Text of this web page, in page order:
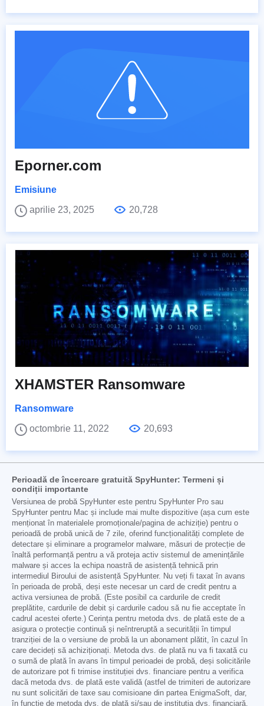
Eporner.com
Emisiune
aprilie 23, 2025
20,728
XHAMSTER Ransomware
Ransomware
octombrie 11, 2022
20,693
Perioadă de încercare gratuită SpyHunter: Termeni și
condiții importante
Versiunea de probă SpyHunter este pentru SpyHunter Pro sau
SpyHunter pentru Mac și include mai multe dispozitive (așa cum este
menționat în materialele promoționale/pagina de achiziție) pentru o
perioadă de probă unică de 7 zile, oferind funcționalități complete de
detectare și eliminare a programelor malware, măsuri de protecție de
înaltă performanță pentru a vă proteja activ sistemul de amenințările
malware și acces la echipa noastră de asistență tehnică prin
intermediul Biroului de asistență SpyHunter. Nu veți fi taxat în avans
în perioada de probă, deși este necesar un card de credit pentru a
activa versiunea de probă. (Este posibil ca cardurile de credit
preplătite, cardurile de debit și cardurile cadou să nu fie acceptate în
cadrul acestei oferte.) Cerința pentru metoda dvs. de plată este de a
asigura o protecție continuă și neîntreruptă a securității în timpul
tranziției de la o versiune de probă la un abonament plătit, în cazul în
care decideți să achiziționați. Metoda dvs. de plată nu va fi taxată cu
o sumă de plată în avans în timpul perioadei de probă, deși solicitările
de autorizare pot fi trimise instituției dvs. financiare pentru a verifica
dacă metoda dvs. de plată este validă (astfel de trimiteri de autorizare
nu sunt solicitări de taxe sau comisioane din partea EnigmaSoft, dar,
în funcție de metoda dvs. de plată și/sau de instituția dvs. financiară,